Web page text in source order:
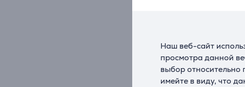
Наш веб-сайт
просмотра данной
выбор относительно
имейте в виду, что
с, 1,5 м,
00200627